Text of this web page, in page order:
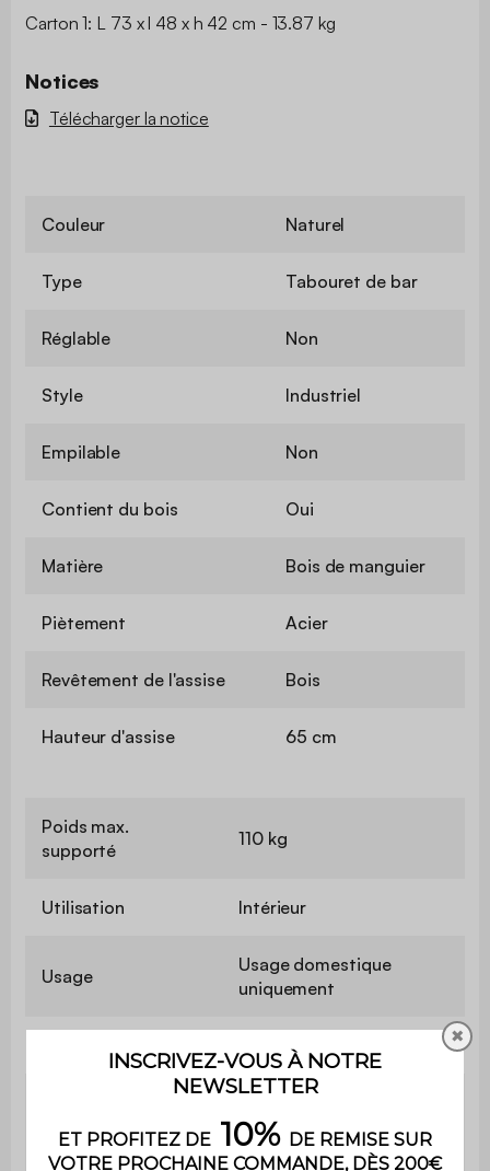
Carton 1: L 73 x l 48 x h 42 cm - 13.87 kg
Notices
Télécharger la notice
Couleur Naturel
Type Tabouret de bar
Réglable Non
Style Industriel
Empilable Non
Contient du bois Oui
Matière Bois de manguier
Piètement Acier
Revêtement de l'assise Bois
Hauteur d'assise 65 cm
Poids max.
supporté
110 kg
Utilisation Intérieur
Usage
Usage domestique
uniquement
simple, une notice est
fournie
✖